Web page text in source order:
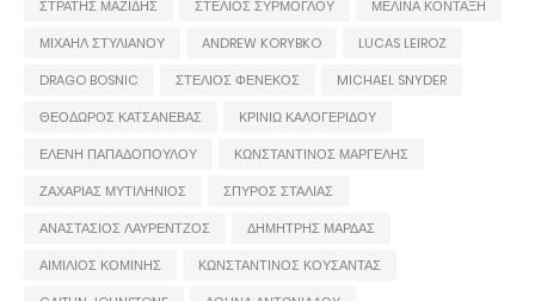
ΣΤΡΑΤΗΣ ΜΑΖΙΔΗΣ ΣΤΕΛΙΟΣ ΣΥΡΜΟΓΛΟΥ
ΜΕΛΙΝΑ ΚΟΝΤΑΞΗ
ΜΙΧΑΗΛ ΣΤΥΛΙΑΝΟΥ
ANDREW KORYBKO
LUCAS LEIROZ
DRAGO BOSNIC
ΣΤΕΛΙΟΣ ΦΕΝΕΚΟΣ
MICHAEL SNYDER
ΘΕΟΔΩΡΟΣ ΚΑΤΣΑΝΕΒΑΣ
ΚΡΙΝΙΩ ΚΑΛΟΓΕΡΙΔΟΥ
ΕΛΕΝΗ ΠΑΠΑΔΟΠΟΥΛΟΥ
ΚΩΝΣΤΑΝΤΙΝΟΣ ΜΑΡΓΕΛΗΣ
ΖΑΧΑΡΙΑΣ ΜΥΤΙΛΗΝΙΟΣ
ΣΠΥΡΟΣ ΣΤΑΛΙΑΣ
ΑΝΑΣΤΑΣΙΟΣ ΛΑΥΡΕΝΤΖΟΣ
ΔΗΜΗΤΡΗΣ ΜΑΡΔΑΣ
ΑΙΜΙΛΙΟΣ ΚΟΜΙΝΗΣ
ΚΩΝΣΤΑΝΤΙΝΟΣ ΚΟΥΣΑΝΤΑΣ